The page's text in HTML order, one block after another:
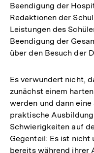
Beendigung der
Redaktionen der
Leistungen des
Beendigung der
über den Besuch der
Es verwundert nicht,
zunächst einem
werden und dann
praktische
Schwierigkeiten auf
Gegenteil: Es ist nicht
bereits während ihrer